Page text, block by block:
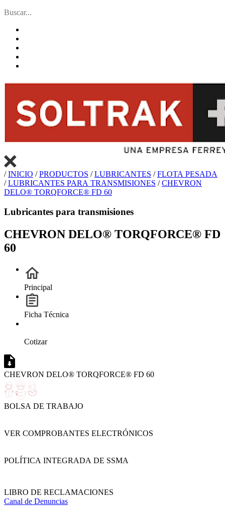
/INICIO /PRODUCTOS /LUBRICANTES /FLOTA PESADA
/LUBRICANTES PARA TRANSMISIONES /CHEVRON
DELO® TORQFORCE® FD 60
Lubricantes para transmisiones
CHEVRON DELO® TORQFORCE® FD
60
Principal
Ficha Técnica
Cotizar
CHEVRON DELO® TORQFORCE® FD 60
BOLSA DE TRABAJO
VER COMPROBANTES ELECTRÓNICOS
POLÍTICA INTEGRADA DE SSMA
LIBRO DE RECLAMACIONES
Canal de Denuncias